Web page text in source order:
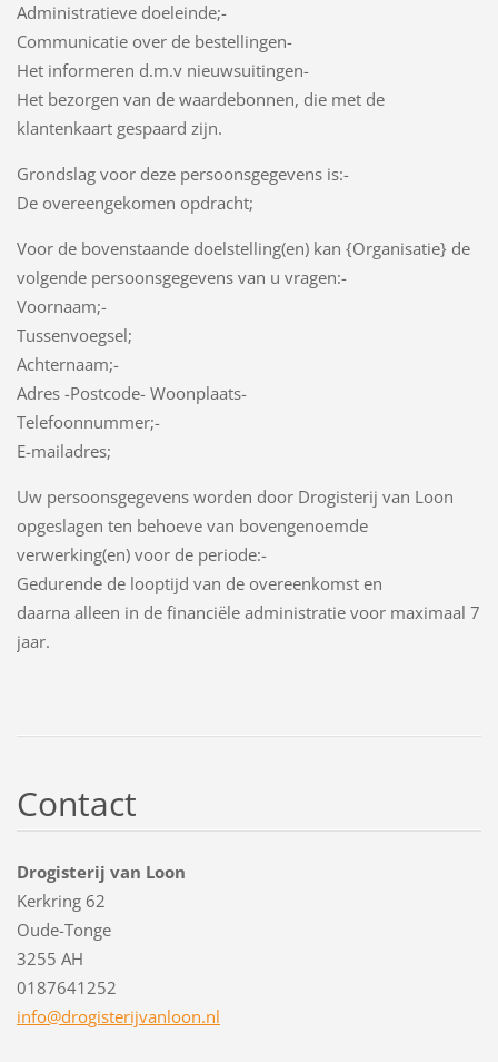
Administratieve doeleinde;-
Communicatie over de bestellingen-
Het informeren d.m.v nieuwsuitingen-
Het bezorgen van de waardebonnen, die met de
klantenkaart gespaard zijn.
Grondslag voor deze persoonsgegevens is:-
De overeengekomen opdracht;
Voor de bovenstaande doelstelling(en) kan {Organisatie} de
volgende persoonsgegevens van u vragen:-
Voornaam;-
Tussenvoegsel;
Achternaam;-
Adres -Postcode- Woonplaats-
Telefoonnummer;-
E-mailadres;
Uw persoonsgegevens worden door Drogisterij van Loon
opgeslagen ten behoeve van bovengenoemde
verwerking(en) voor de periode:-
Gedurende de looptijd van de overeenkomst en
daarna alleen in de financiële administratie voor maximaal 7
jaar.
Contact
Drogisterij van Loon
Kerkring 62
Oude-Tonge
3255 AH
0187641252
info@drogisterijvanloon.nl